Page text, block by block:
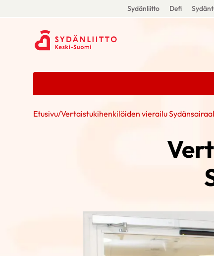
Sydänliitto Defi
Etusivu/Vertaistukihenkilöiden vierailu